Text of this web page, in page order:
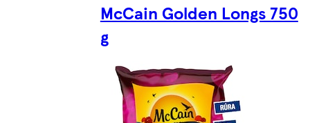
McCain Golden Longs 750
g